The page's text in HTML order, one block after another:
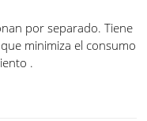
por separado. Tiene
minimiza el consumo
.